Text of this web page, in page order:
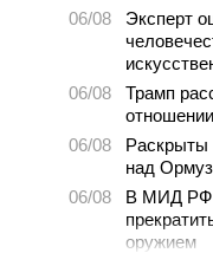
06/08
Эксперт
06/08
Трамп
06/08
Раскрыты
над
06/08
В МИД РФ
оружием